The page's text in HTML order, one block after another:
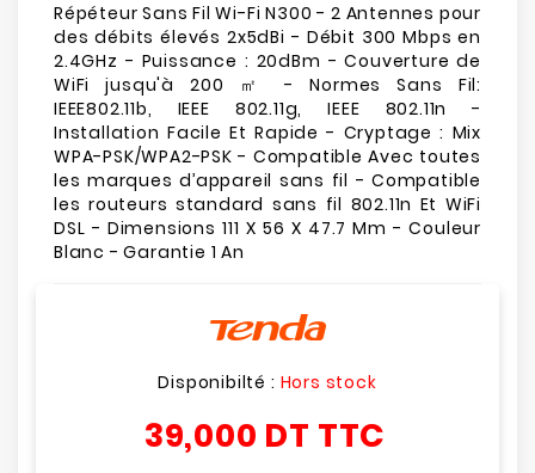
Répéteur Sans Fil Wi-Fi N300 - 2 Antennes pour
des débits élevés 2x5dBi - Débit 300 Mbps en
2.4GHz - Puissance : 20dBm - Couverture de
WiFi jusqu'à 200 ㎡ - Normes Sans Fil:
IEEE802.11b, IEEE 802.11g, IEEE 802.11n -
Installation Facile Et Rapide - Cryptage : Mix
WPA-PSK/WPA2-PSK - Compatible Avec toutes
les marques d’appareil sans fil - Compatible
les routeurs standard sans fil 802.11n Et WiFi
DSL - Dimensions 111 X 56 X 47.7 Mm - Couleur
Blanc - Garantie 1 An
Disponibilté : Hors stock
39,000 DT TTC